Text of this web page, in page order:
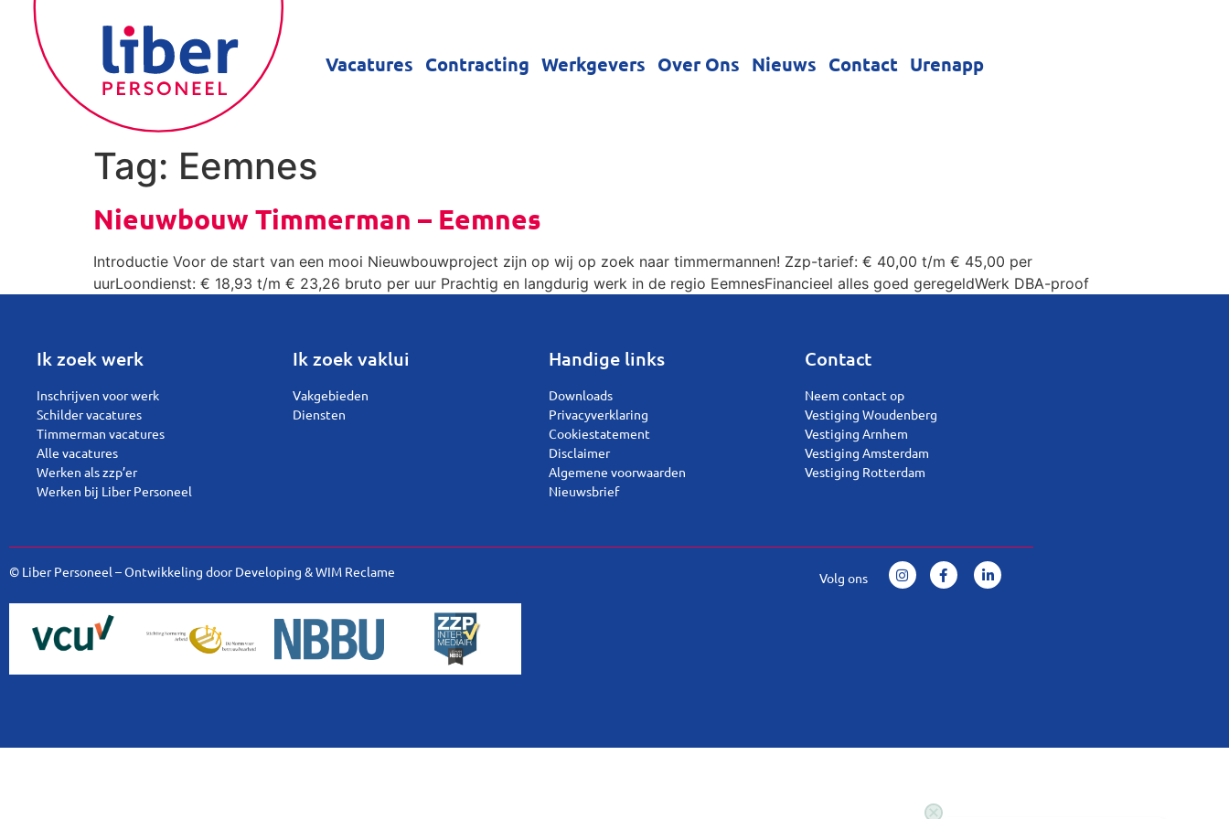
Vacatures Contracting Werkgevers Over Ons Nieuws Contact Urenapp
Tag: Eemnes
Nieuwbouw Timmerman – Eemnes
Introductie Voor de start van een mooi Nieuwbouwproject zijn op wij op zoek naar timmermannen! Zzp-tarief: € 40,00 t/m € 45,00 per
uurLoondienst: € 18,93 t/m € 23,26 bruto per uur Prachtig en langdurig werk in de regio EemnesFinancieel alles goed geregeldWerk DBA-proof
Ik zoek werk
Inschrijven voor werk
Schilder vacatures
Timmerman vacatures
Alle vacatures
Werken als zzp’er
Werken bij Liber Personeel
Ik zoek vaklui
Vakgebieden
Diensten
Handige links
Downloads
Privacyverklaring
Cookiestatement
Disclaimer
Algemene voorwaarden
Nieuwsbrief
Contact
Neem contact op
Vestiging Woudenberg
Vestiging Arnhem
Vestiging Amsterdam
Vestiging Rotterdam
© Liber Personeel – Ontwikkeling doorDeveloping &WIM Reclame Volg ons